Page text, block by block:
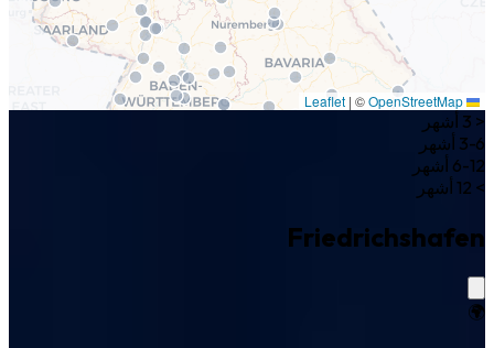
| ©OpenStreetMap
< 3 أشهر
3-6 أشهر
6-12 أشهر
> 12 أشهر
Friedrichshafen
🌍